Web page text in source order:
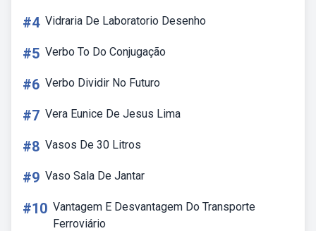
#4 Vidraria De Laboratorio Desenho
#5 Verbo To Do Conjugação
#6 Verbo Dividir No Futuro
#7 Vera Eunice De Jesus Lima
#8 Vasos De 30 Litros
#9 Vaso Sala De Jantar
#10 Vantagem E Desvantagem Do Transporte
Ferroviário